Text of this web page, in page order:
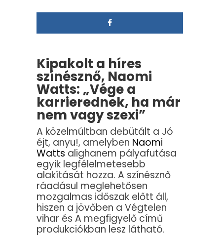
Kipakolt a híres
színésznő, Naomi
Watts: „Vége a
karrierednek, ha már
nem vagy szexi”
A közelmúltban debütált a Jó
éjt, anyu!, amelyben Naomi
Watts alighanem pályafutása
egyik legfélelmetesebb
alakítását hozza. A színésznő
ráadásul meglehetősen
mozgalmas időszak előtt áll,
hiszen a jövőben a Végtelen
vihar és A megfigyelő című
produkciókban lesz látható.